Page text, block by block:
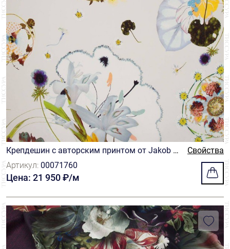
Крепдешин с авторским принтом от Jakob S
chlaepfer
Свойства
Артикул: 00071760
Цена: 21 950 ₽/м